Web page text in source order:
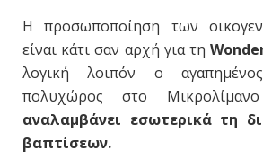
Η προσωποποίηση των
είναι κάτι σαν αρχή για τη
λογική λοιπόν ο αγαπημένος
πολυχώρος στο
αναλαμβάνει εσωτερικά τη
βαπτίσεων.